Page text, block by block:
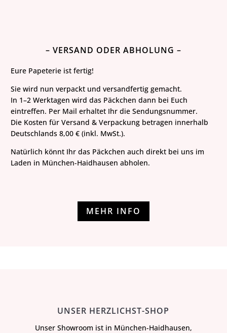
– VERSAND ODER ABHOLUNG –
Eure Papeterie ist fertig!
Sie wird nun verpackt und versandfertig gemacht.
In 1–2 Werktagen wird das Päckchen dann bei Euch
eintreffen. Per Mail erhaltet Ihr die Sendungsnummer.
Die Kosten für Versand & Verpackung betragen innerhalb
Deutschlands 8,00 € (inkl. MwSt.).
Natürlich könnt Ihr das Päckchen auch direkt bei uns im
Laden in München-Haidhausen abholen.
MEHR INFO
UNSER HERZLICHST-SHOP
Unser Showroom ist in München-Haidhausen,